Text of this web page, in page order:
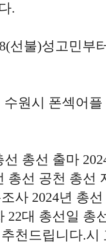
.
선불)성고민부
수원시 폰섹어
선 총선 출마
총선 공천 총
사 2024년 총
22대 총선일
천드립니다.